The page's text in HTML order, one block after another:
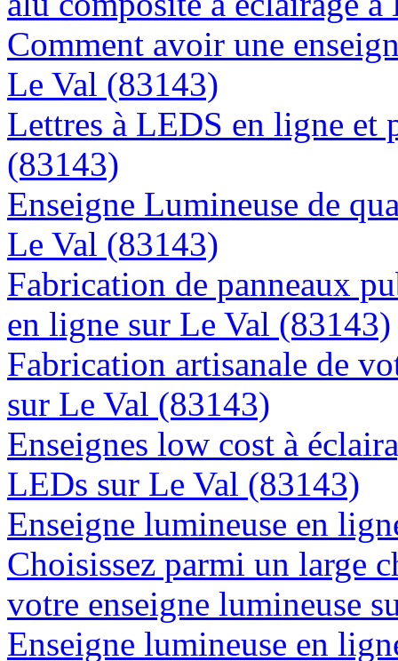
Comment avoir une
Le Val (83143)
Lettres à LEDS en ligne et
(83143)
Enseigne Lumineuse de
Le Val (83143)
Fabrication de panneaux
en ligne sur Le Val (83143)
Fabrication artisanale de
sur Le Val (83143)
Enseignes low cost à
LEDs sur Le Val (83143)
Enseigne lumineuse en
Choisissez parmi un large
votre enseigne lumineuse
Enseigne lumineuse en